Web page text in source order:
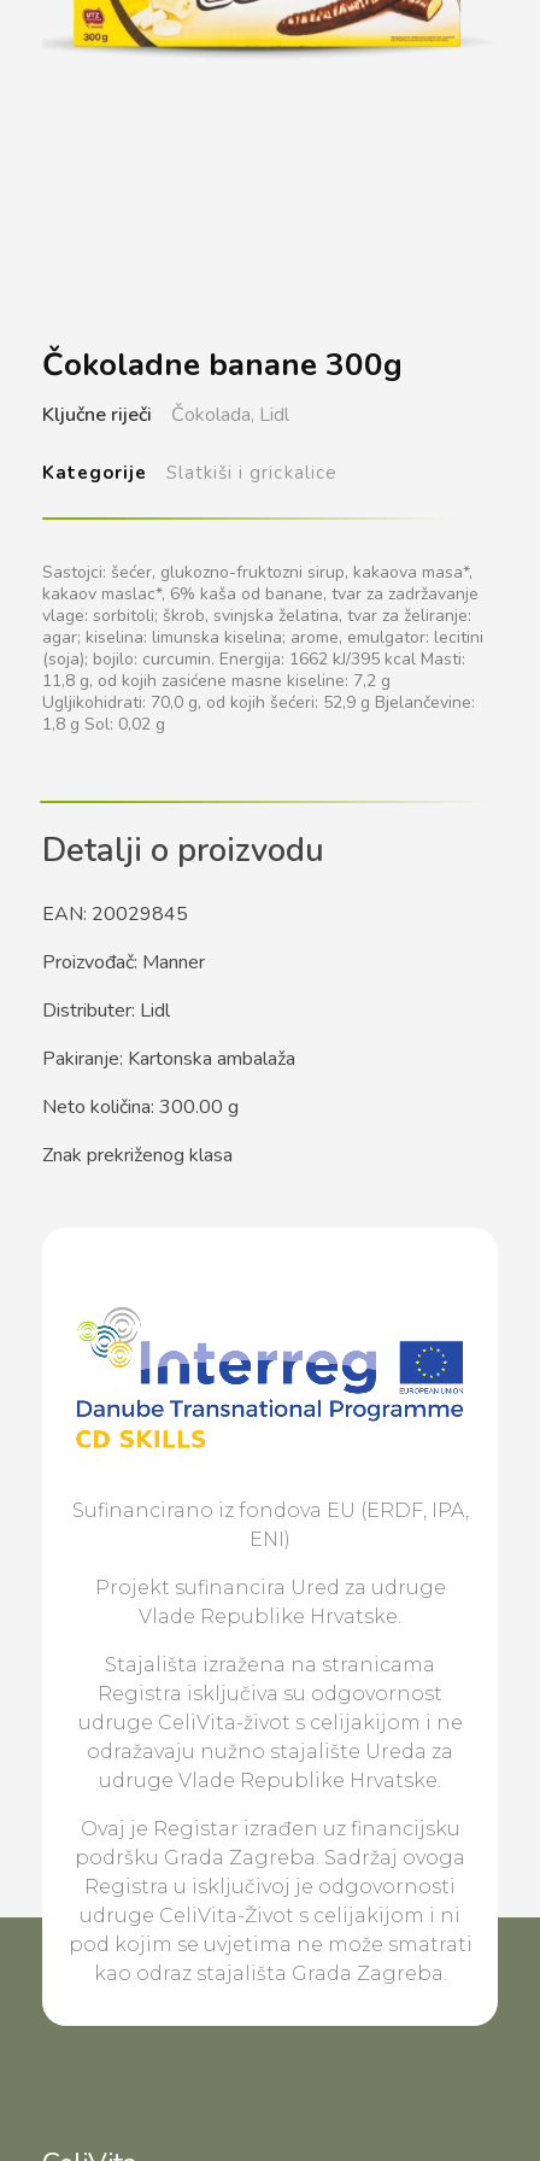
Čokoladne banane 300g
Sastojci: šećer, glukozno-fruktozni sirup, kakaova masa*,
kakaov maslac*, 6% kaša od banane, tvar za zadržavanje
vlage: sorbitoli; škrob, svinjska želatina, tvar za želiranje:
agar; kiselina: limunska kiselina; arome, emulgator: lecitini
(soja); bojilo: curcumin. Energija: 1662 kJ/395 kcal Masti:
11,8 g, od kojih zasićene masne kiseline: 7,2 g
Ugljikohidrati: 70,0 g, od kojih šećeri: 52,9 g Bjelančevine:
1,8 g Sol: 0,02 g
Ključne riječi Čokolada, Lidl
Kategorije Slatkiši i grickalice
Detalji o proizvodu
EAN: 20029845
Proizvođač: Manner
Distributer: Lidl
Pakiranje: Kartonska ambalaža
Neto količina: 300.00 g
Znak prekriženog klasa
Sufinancirano iz fondova EU (ERDF, IPA,
ENI)
Projekt sufinancira Ured za udruge
Vlade Republike Hrvatske.
Stajališta izražena na stranicama
Registra isključiva su odgovornost
udruge CeliVita-život s celijakijom i ne
odražavaju nužno stajalište Ureda za
udruge Vlade Republike Hrvatske.
Ovaj je Registar izrađen uz financijsku
podršku Grada Zagreba. Sadržaj ovoga
Registra u isključivoj je odgovornosti
udruge CeliVita-Život s celijakijom i ni
pod kojim se uvjetima ne može smatrati
kao odraz stajališta Grada Zagreba.